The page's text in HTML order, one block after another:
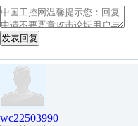
发表回复
wc22503990